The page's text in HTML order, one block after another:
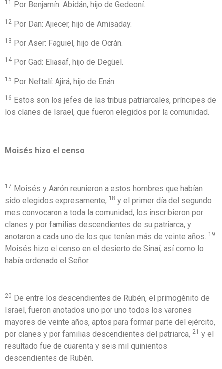
11 Por Benjamín: Abidán, hijo de Gedeoní.
12 Por Dan: Ajiecer, hijo de Amisaday.
13 Por Aser: Faguiel, hijo de Ocrán.
14 Por Gad: Eliasaf, hijo de Degüel.
15 Por Neftalí: Ajirá, hijo de Enán.
16 Estos son los jefes de las tribus patriarcales, príncipes de
los clanes de Israel, que fueron elegidos por la comunidad.
Moisés hizo el censo
17 Moisés y Aarón reunieron a estos hombres que habían
sido elegidos expresamente, 18 y el primer día del segundo
mes convocaron a toda la comunidad, los inscribieron por
clanes y por familias descendientes de su patriarca, y
anotaron a cada uno de los que tenían más de veinte años.
19
Moisés hizo el censo en el desierto de Sinaí, así como lo
había ordenado el Señor.
20 De entre los descendientes de Rubén, el primogénito de
Israel, fueron anotados uno por uno todos los varones
mayores de veinte años, aptos para formar parte del ejército,
por clanes y por familias descendientes del patriarca, 21 y el
resultado fue de cuarenta y seis mil quinientos
descendientes de Rubén.